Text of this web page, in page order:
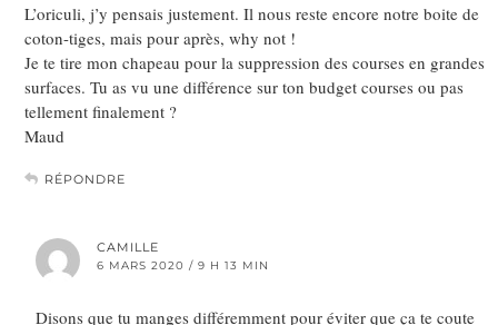
L’oriculi, j’y pensais justement. Il nous reste encore notre boite de
coton-tiges, mais pour après, why not !
Je te tire mon chapeau pour la suppression des courses en grandes
surfaces. Tu as vu une différence sur ton budget courses ou pas
tellement finalement ?
Maud
RÉPONDRE
CAMILLE
6 MARS 2020 / 9 H 13 MIN
Disons que tu manges différemment pour éviter que ça te coute